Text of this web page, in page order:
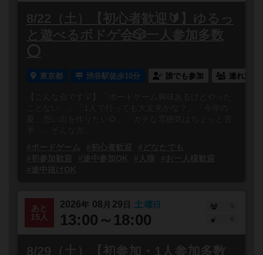
8/22（土）【初心者歓迎🔰】ゆるっ
と遊べるボドゲ会🎲一人参加多数
⭕️
東京都 渋谷駅徒歩10分 誰でも参加 連れ添い
【こんな会です💡】「ボードゲーム興味あるけどやった
ことない…」「1人で行っても大丈夫かな？」「今年の
手…」そんな方...
#ボードゲーム
#初心者歓迎
#どなたでも
#初参加歓迎
#途中参加OK #人狼
#お一人様歓迎
#途中抜けOK
あと
15人
2026年 08 月 29 日 土 曜日
13:00～18:00
5
8/29（土）【初参加・1人参加多数